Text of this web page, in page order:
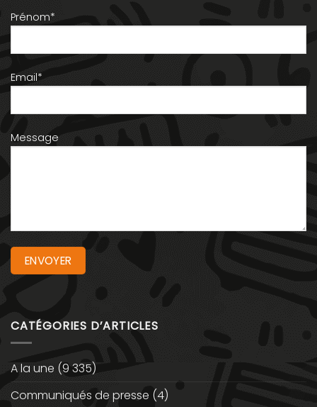
Prénom*
Email*
Message
CATÉGORIES D’ARTICLES
A la une (9 335)
Communiqués de presse (4)